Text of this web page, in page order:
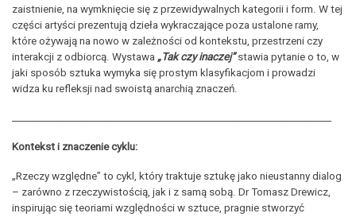
zaistnienie, na wymknięcie się z przewidywalnych kategorii i form. W tej
części artyści prezentują dzieła wykraczające poza ustalone ramy,
które ożywają na nowo w zależności od kontekstu, przestrzeni czy
interakcji z odbiorcą. Wystawa „Tak czy inaczej”stawia pytanie o to, w
jaki sposób sztuka wymyka się prostym klasyfikacjom i prowadzi
widza ku refleksji nad swoistą anarchią znaczeń.
Kontekst i znaczenie cyklu:
„Rzeczy względne” to cykl, który traktuje sztukę jako nieustanny dialog
– zarówno z rzeczywistością, jak i z samą sobą. Dr Tomasz Drewicz,
inspirując się teoriami względności w sztuce, pragnie stworzyć